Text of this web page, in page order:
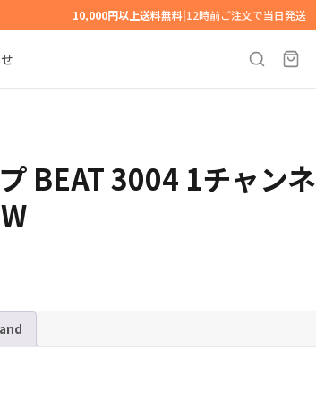
10,000円以上送料無料|12時前ご注文で当日発送
BEAT 3004 1チャンネ